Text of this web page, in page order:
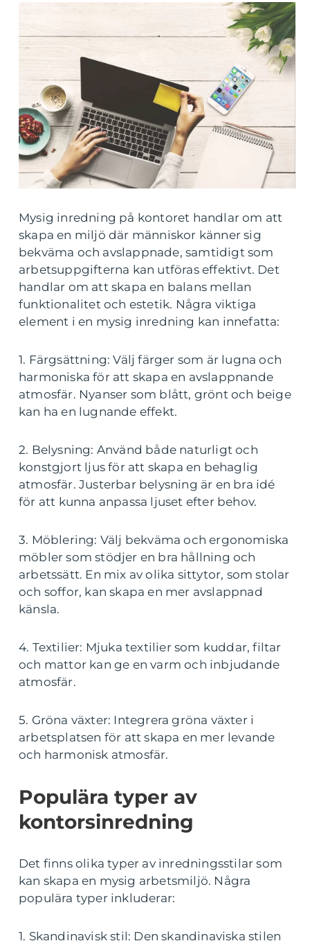
Mysig inredning på kontoret handlar om att
skapa en miljö där människor känner sig
bekväma och avslappnade, samtidigt som
arbetsuppgifterna kan utföras effektivt. Det
handlar om att skapa en balans mellan
funktionalitet och estetik. Några viktiga
element i en mysig inredning kan innefatta:
1. Färgsättning: Välj färger som är lugna och
harmoniska för att skapa en avslappnande
atmosfär. Nyanser som blått, grönt och beige
kan ha en lugnande effekt.
2. Belysning: Använd både naturligt och
konstgjort ljus för att skapa en behaglig
atmosfär. Justerbar belysning är en bra idé
för att kunna anpassa ljuset efter behov.
3. Möblering: Välj bekväma och ergonomiska
möbler som stödjer en bra hållning och
arbetssätt. En mix av olika sittytor, som stolar
och soffor, kan skapa en mer avslappnad
känsla.
4. Textilier: Mjuka textilier som kuddar, filtar
och mattor kan ge en varm och inbjudande
atmosfär.
5. Gröna växter: Integrera gröna växter i
arbetsplatsen för att skapa en mer levande
och harmonisk atmosfär.
Populära typer av
kontorsinredning
Det finns olika typer av inredningsstilar som
kan skapa en mysig arbetsmiljö. Några
populära typer inkluderar:
1. Skandinavisk stil: Den skandinaviska stilen